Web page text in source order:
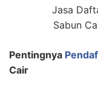
Jasa
Sabun
Pentingnya
Cair